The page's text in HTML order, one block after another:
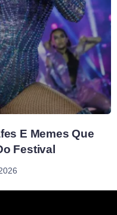
E Memes Que
Festival